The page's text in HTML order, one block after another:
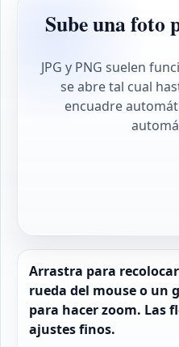
Sube una foto
JPG y PNG suelen
se abre tal cual
encuadre
Arrastra para
rueda del mouse o un
para hacer zoom. Las
ajustes finos.